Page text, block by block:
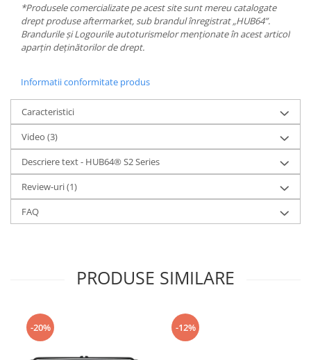
*Produsele comercializate pe acest site sunt mereu catalogate
drept produse aftermarket, sub brandul înregistrat „HUB64”.
Brandurile și Logourile autoturismelor menționate în acest articol
aparțin deținătorilor de drept.
Informatii conformitate produs
Caracteristici
Video (3)
Descriere text - HUB64® S2 Series
Review-uri(1)
FAQ
PRODUSE SIMILARE
-20% -12%